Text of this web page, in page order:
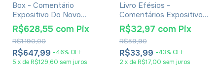
Box - Comentário
Expositivo Do Novo
Testamento - Hernandes
Dias Lopes
R$647,99 -46% OFF
R$1.190,00
R$628,55 com Pix
5 x de R$129,60 sem juros
Livro Efésios -
Comentários Expositivos
- Hernandes Dias Lopes
R$33,99 -43% OFF
R$59,90
R$32,97 com Pix
2 x de R$17,00 sem juros